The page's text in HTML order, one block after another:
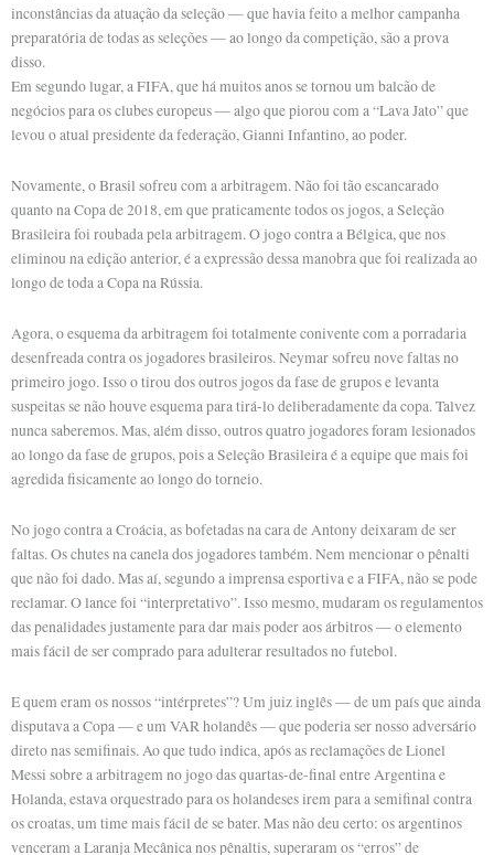
inconstâncias da atuação da seleção — que havia feito a melhor campanha
preparatória de todas as seleções — ao longo da competição, são a prova
disso.
Em segundo lugar, a FIFA, que há muitos anos se tornou um balcão de
negócios para os clubes europeus — algo que piorou com a “Lava Jato” que
levou o atual presidente da federação, Gianni Infantino, ao poder.
Novamente, o Brasil sofreu com a arbitragem. Não foi tão escancarado
quanto na Copa de 2018, em que praticamente todos os jogos, a Seleção
Brasileira foi roubada pela arbitragem. O jogo contra a Bélgica, que nos
eliminou na edição anterior, é a expressão dessa manobra que foi realizada ao
longo de toda a Copa na Rússia.
Agora, o esquema da arbitragem foi totalmente conivente com a porradaria
desenfreada contra os jogadores brasileiros. Neymar sofreu nove faltas no
primeiro jogo. Isso o tirou dos outros jogos da fase de grupos e levanta
suspeitas se não houve esquema para tirá-lo deliberadamente da copa. Talvez
nunca saberemos. Mas, além disso, outros quatro jogadores foram lesionados
ao longo da fase de grupos, pois a Seleção Brasileira é a equipe que mais foi
agredida fisicamente ao longo do torneio.
No jogo contra a Croácia, as bofetadas na cara de Antony deixaram de ser
faltas. Os chutes na canela dos jogadores também. Nem mencionar o pênalti
que não foi dado. Mas aí, segundo a imprensa esportiva e a FIFA, não se pode
reclamar. O lance foi “interpretativo”. Isso mesmo, mudaram os regulamentos
das penalidades justamente para dar mais poder aos árbitros — o elemento
mais fácil de ser comprado para adulterar resultados no futebol.
E quem eram os nossos “intérpretes”? Um juiz inglês — de um país que ainda
disputava a Copa — e um VAR holandês — que poderia ser nosso adversário
direto nas semifinais. Ao que tudo indica, após as reclamações de Lionel
Messi sobre a arbitragem no jogo das quartas-de-final entre Argentina e
Holanda, estava orquestrado para os holandeses irem para a semifinal contra
os croatas, um time mais fácil de se bater. Mas não deu certo: os argentinos
venceram a Laranja Mecânica nos pênaltis, superaram os “erros” de